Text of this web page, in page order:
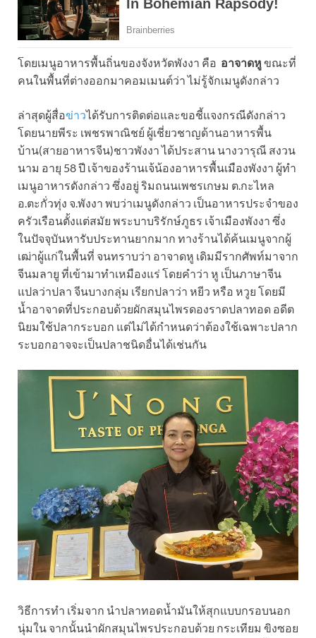
โดยเมนูอาหารพื้นถิ่นของจังหวัดพังงา คือ อาจาดหู ขณะที่
คนในพื้นที่ต่างออกมาคอมเมนต์ว่า ไม่รู้จักเมนูดังกล่าว
ล่าสุดผู้สื่อข่าวได้รับการติดต่อและขอชี้แจงกรณีดังกล่าว
โดยนายพีระ เพชรพาณิชย์ ผู้เชี่ยวชาญด้านอาหารพื้น
บ้าน(สายอาหารจีน)ชาวพังงา ได้ประสาน นางวารุณี สงวน
นาม อายุ 58 ปี เจ้าของร้านเจ้น้องอาหารพื้นเมืองพังงา ผู้ทำ
เมนูอาหารดังกล่าว ซึ่งอยู่ ริมถนนเพชรเกษม ต.กะไหล
อ.ตะกั่วทุ่ง จ.พังงา พบว่าเมนูดังกล่าว เป็นอาหารประจำของ
ครัวเรือนตั้งแต่สมัย พระบาบริรักษ์ภูธร เจ้าเมืองพังงา ซึ่ง
ในปัจจุบันหารับประทานยากมาก ทางร้านได้ค้นเมนูจากผู้
เฒ่าผู้แก่ในพื้นที่ จนทราบว่า อาจาดหู เดิมมีรากศัพท์มาจาก
จีนมลายู ที่เข้ามาทำเหมืองแร่ โดยคำว่า หู เป็นภาษาจีน
แปลว่าปลา จีนบางกลุ่ม เรียกปลาว่า หยีว หรือ หวูย โดยมี
น้ำอาจาดที่ประกอบด้วยผักสมุนไพรดองราดปลาทอด อดีต
นิยมใช้ปลากระบอก แต่ไม่ได้กำหนดว่าต้องใช้เฉพาะปลาก
ระบอกอาจจะเป็นปลาชนิดอื่นได้เช่นกัน
วิธีการทำ เริ่มจาก นำปลาทอดน้ำมันให้สุกแบบกรอบนอก
นุ่มใน จากนั้นนำผักสมุนไพรประกอบด้วย กระเทียม ขิงซอย